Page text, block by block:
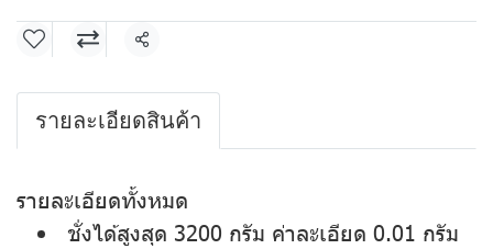
แชร์
รายละเอียดสินค้า
รายละเอียดทั้งหมด
ชั่งได้สูงสุด 3200 กรัม ค่าละเอียด 0.01 กรัม